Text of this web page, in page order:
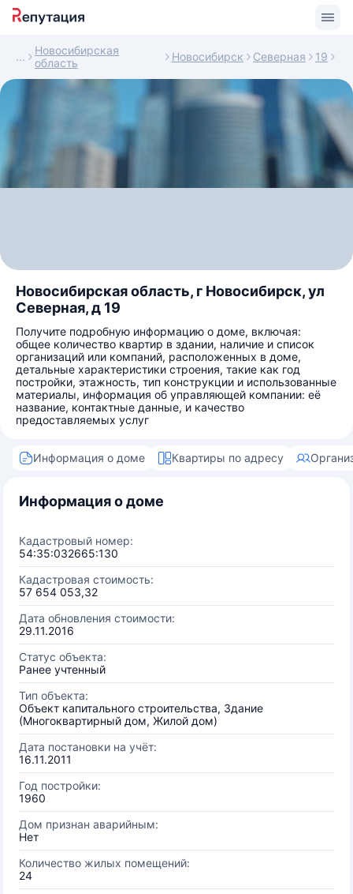
Новосибирская
область
Новосибирск Северная 19
Новосибирская область, г Новосибирск, ул
Северная, д 19
Получите подробную информацию о доме, включая:
общее количество квартир в здании, наличие и список
организаций или компаний, расположенных в доме,
детальные характеристики строения, такие как год
постройки, этажность, тип конструкции и использованные
материалы, информация об управляющей компании: её
название, контактные данные, и качество
предоставляемых услуг
Информация о доме Квартиры по адресу
Информация о доме
Кадастровый номер:
54:35:032665:130
Кадастровая стоимость:
57 654 053,32
Дата обновления стоимости:
29.11.2016
Статус объекта:
Ранее учтенный
Тип объекта:
Объект капитального строительства, Здание
(Многоквартирный дом, Жилой дом)
Дата постановки на учёт:
16.11.2011
Год постройки:
1960
Дом признан аварийным:
Нет
Количество жилых помещений:
24